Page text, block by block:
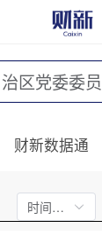
财新数据通
时间不限